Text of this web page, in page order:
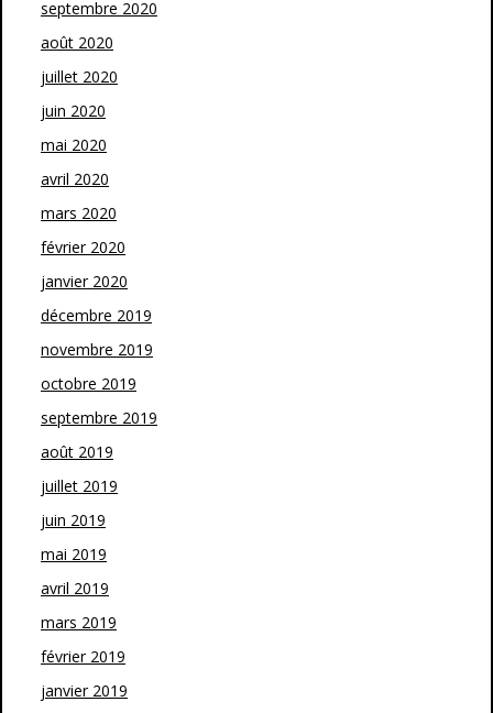
septembre 2020
août 2020
juillet 2020
juin 2020
mai 2020
avril 2020
mars 2020
février 2020
janvier 2020
décembre 2019
novembre 2019
octobre 2019
septembre 2019
août 2019
juillet 2019
juin 2019
mai 2019
avril 2019
mars 2019
février 2019
janvier 2019